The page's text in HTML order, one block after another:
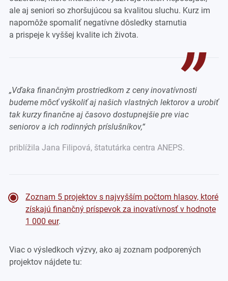
ale aj seniori so zhoršujúcou sa kvalitou sluchu. Kurz im
napomôže spomaliť negatívne dôsledky starnutia
a prispeje k vyššej kvalite ich života.
„Vďaka finančným prostriedkom z ceny inovatívnosti
budeme môcť vyškoliť aj našich vlastných lektorov a urobiť
tak kurzy finančne aj časovo dostupnejšie pre viac
seniorov a ich rodinných príslušníkov,“
priblížila Jana Filipová, štatutárka centra ANEPS.
Zoznam 5 projektov s najvyšším počtom hlasov, ktoré
získajú finančný príspevok za inovatívnosť v hodnote
1 000 eur.
Viac o výsledkoch výzvy, ako aj zoznam podporených
projektov nájdete tu: